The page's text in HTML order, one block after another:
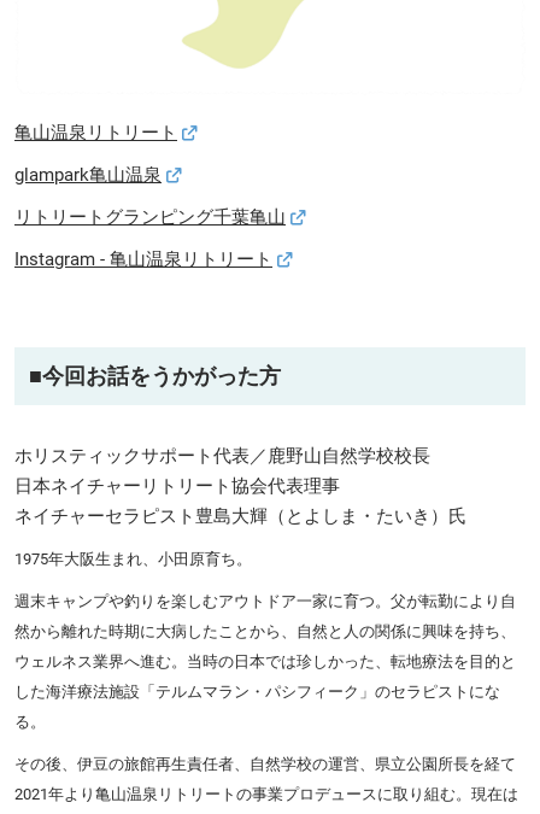
亀山温泉リトリート
glampark亀山温泉
リトリートグランピング千葉亀山
Instagram - 亀山温泉リトリート
■今回お話をうかがった方
ホリスティックサポート代表／鹿野山自然学校校長
日本ネイチャーリトリート協会代表理事
ネイチャーセラピスト豊島大輝（とよしま・たいき）氏
1975年大阪生まれ、小田原育ち。
週末キャンプや釣りを楽しむアウトドア一家に育つ。父が転勤により自
然から離れた時期に大病したことから、自然と人の関係に興味を持ち、
ウェルネス業界へ進む。当時の日本では珍しかった、転地療法を目的と
した海洋療法施設「テルムマラン・パシフィーク」のセラピストにな
る。
その後、伊豆の旅館再生責任者、自然学校の運営、県立公園所長を経て
2021年より亀山温泉リトリートの事業プロデュースに取り組む。現在は